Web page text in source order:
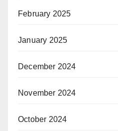
February 2025
January 2025
December 2024
November 2024
October 2024